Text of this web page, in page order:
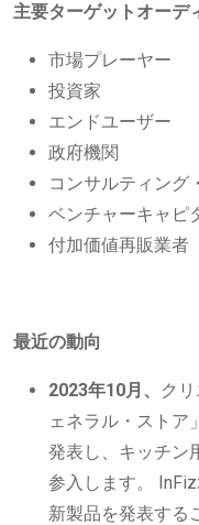
主要ターゲットオーデ
市場プレーヤー
投資家
エンドユーザー
政府機関
コンサルティング
ベンチャーキャピ
付加価値再販業者
最近の動向
2023年10月、
ク
ェネラル・ストア
発表し、キッチン
参入します。
新製品を発表する